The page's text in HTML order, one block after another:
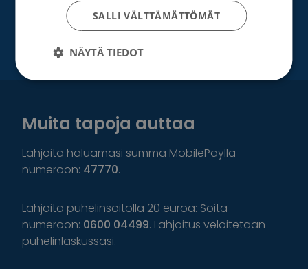
Yrityksille
Muita tapoja auttaa
Lahjoita haluamasi summa MobilePaylla
numeroon: 47770.
Lahjoita puhelinsoitolla 20 euroa: Soita
numeroon: 0600 04499. Lahjoitus veloitetaan
puhelinlaskussasi.
SALLI VÄLTTÄMÄTTÖMÄT
NÄYTÄ TIEDOT